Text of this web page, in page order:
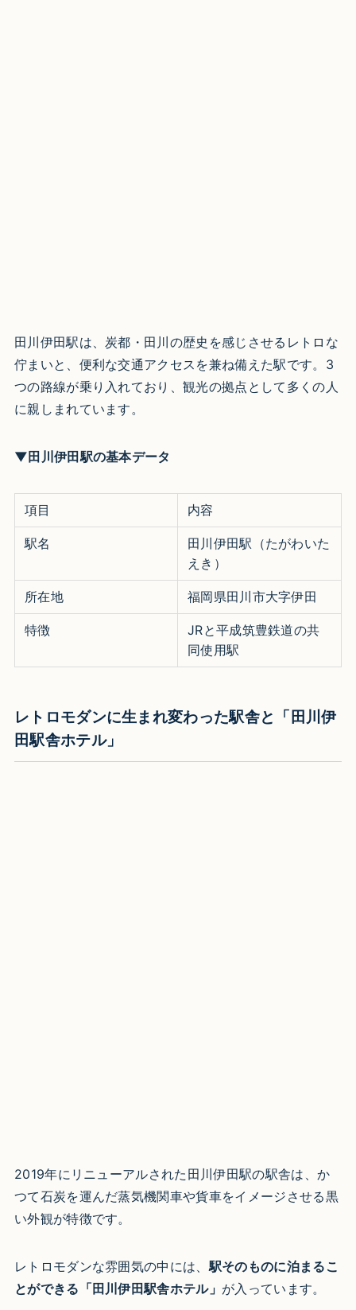
田川伊田駅は、炭都・田川の歴史を感じさせるレトロな
佇まいと、便利な交通アクセスを兼ね備えた駅です。3
つの路線が乗り入れており、観光の拠点として多くの人
に親しまれています。​
▼田川伊田駅の基本データ
項目 内容
駅名
田川伊田駅（たがわいた
えき）​
所在地 福岡県田川市大字伊田 ​
特徴
JRと平成筑豊鉄道の共
同使用駅 ​
レトロモダンに生まれ変わった駅舎と「田川伊
田駅舎ホテル」
2019年にリニューアルされた田川伊田駅の駅舎は、か
つて石炭を運んだ蒸気機関車や貨車をイメージさせる黒
い外観が特徴です。
レトロモダンな雰囲気の中には、駅そのものに泊まるこ
とができる「田川伊田駅舎ホテル」 が入っています。​